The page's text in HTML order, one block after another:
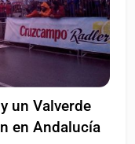
un Valverde
en Andalucía